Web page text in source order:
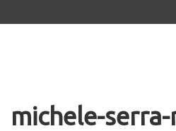
michele-